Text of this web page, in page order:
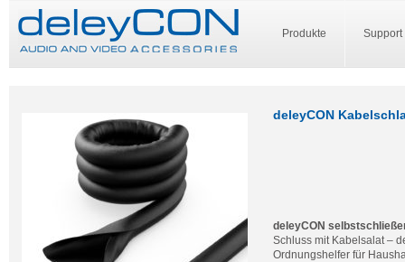
Produkte Support
deleyCON
deleyCON
Schluss mit Kabelsalat –
Ordnungshelfer für